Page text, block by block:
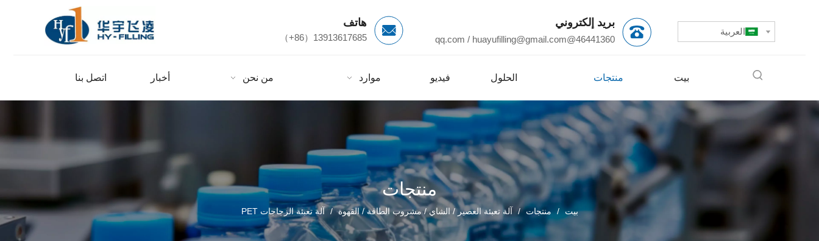
هاتف
13913617685（86+）
بريد إلكتروني
46441360@qq.com
/ huayufilling@gmail.com
العربية
بيت منتجات الحلول فيديو موارد من نحن أخبار اتصل بنا
منتجات
بيت / منتجات / آلة تعبئة العصير / الشاي / مشروب الطاقة / القهوة / آلة تعبئة الزجاجات PET